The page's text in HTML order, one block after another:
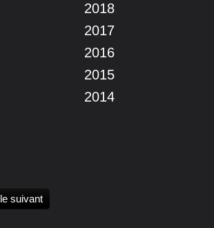
suivant
2018
2017
2016
2015
2014